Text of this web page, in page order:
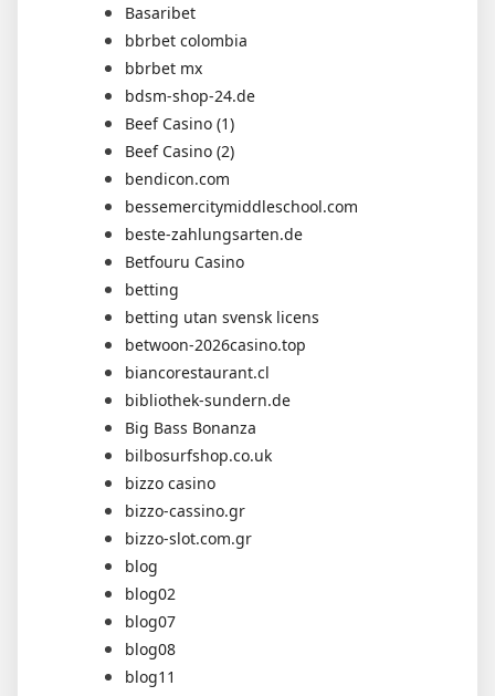
Basaribet
bbrbet colombia
bbrbet mx
bdsm-shop-24.de
Beef Casino (1)
Beef Casino (2)
bendicon.com
bessemercitymiddleschool.com
beste-zahlungsarten.de
Betfouru Casino
betting
betting utan svensk licens
betwoon-2026casino.top
biancorestaurant.cl
bibliothek-sundern.de
Big Bass Bonanza
bilbosurfshop.co.uk
bizzo casino
bizzo-cassino.gr
bizzo-slot.com.gr
blog
blog02
blog07
blog08
blog11